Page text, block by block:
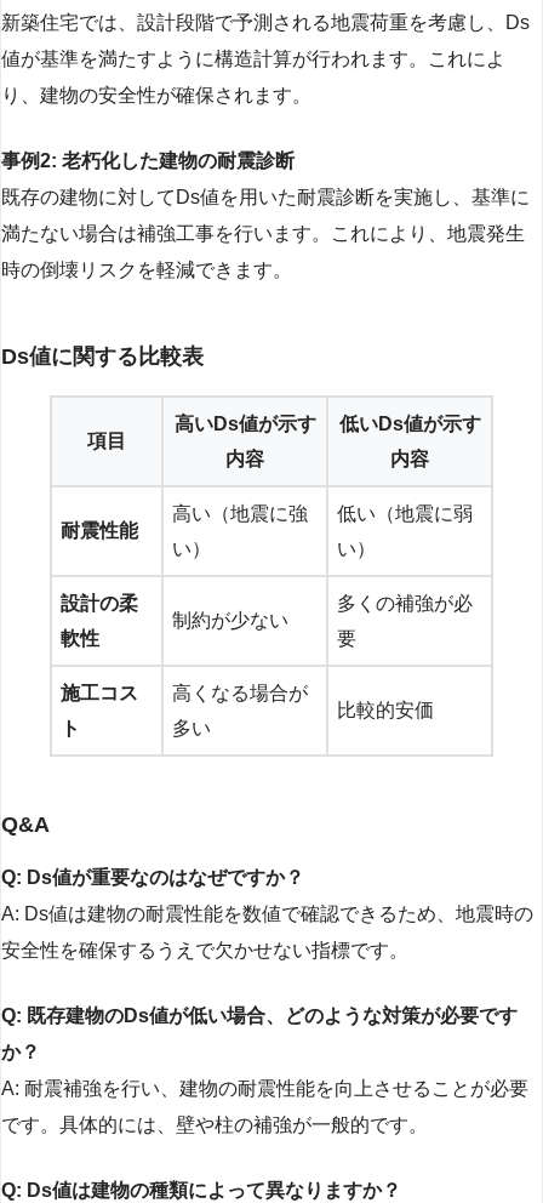
新築住宅では、設計段階で予測される地震荷重を考慮し、Ds
値が基準を満たすように構造計算が行われます。これによ
り、建物の安全性が確保されます。
事例2: 老朽化した建物の耐震診断
既存の建物に対してDs値を用いた耐震診断を実施し、基準に
満たない場合は補強工事を行います。これにより、地震発生
時の倒壊リスクを軽減できます。
Ds値に関する比較表
項目
高いDs値が示す
内容
低いDs値が示す
内容
耐震性能
高い（地震に強
い）
低い（地震に弱
い）
設計の柔
軟性
制約が少ない
多くの補強が必
要
施工コス
ト
高くなる場合が
多い
比較的安価
Q&A
Q: Ds値が重要なのはなぜですか？
A: Ds値は建物の耐震性能を数値で確認できるため、地震時の
安全性を確保するうえで欠かせない指標です。
Q: 既存建物のDs値が低い場合、どのような対策が必要です
か？
A: 耐震補強を行い、建物の耐震性能を向上させることが必要
です。具体的には、壁や柱の補強が一般的です。
Q: Ds値は建物の種類によって異なりますか？